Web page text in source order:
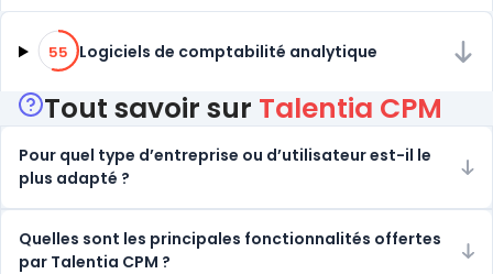
55% de compatibilité
55 Logiciels de comptabilité analytique
Tout savoir sur Talentia CPM
Pour quel type d’entreprise ou d’utilisateur est-il le
plus adapté ?
Quelles sont les principales fonctionnalités offertes
par Talentia CPM ?